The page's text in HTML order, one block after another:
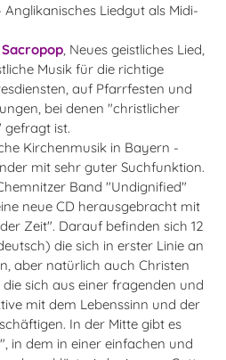
Anglikanisches Liedgut als Midi-
Sacropop, Neues geistliches Lied,
Musik für die richtige
auf Pfarrfesten und
bei denen "christlicher
gefragt ist.
Kirchenmusik in Bayern -
mit sehr guter Suchfunktion.
Band "Undignified"
neue CD herausgebracht mit
Zeit". Darauf befinden sich 12
die sich in erster Linie an
aber natürlich auch Christen
sich aus einer fragenden und
mit dem Lebenssinn und der
In der Mitte gibt es
in dem in einer einfachen und